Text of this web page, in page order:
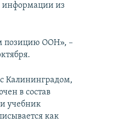
информации из
позицию ООН», –
Калининградом,
в состав
учебник
как